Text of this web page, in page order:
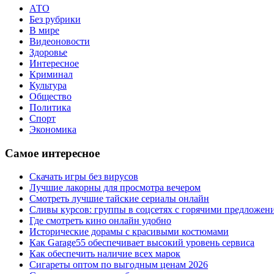
АТО
Без рубрики
В мире
Видеоновости
Здоровье
Интересное
Криминал
Культура
Общество
Политика
Спорт
Экономика
Самое интересное
Скачать игры без вирусов
Лучшие лакорны для просмотра вечером
Смотреть лучшие тайские сериалы онлайн
Сливы курсов: группы в соцсетях с горячими
Где смотреть кино онлайн удобно
Исторические дорамы с красивыми костюмами
Как Garage55 обеспечивает высокий уровень сервиса
Как обеспечить наличие всех марок
Сигареты оптом по выгодным ценам 2026